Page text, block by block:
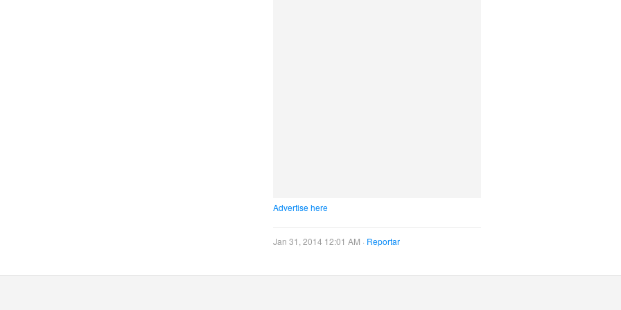
Advertise here
Jan 31, 2014 12:01 AM · Reportar